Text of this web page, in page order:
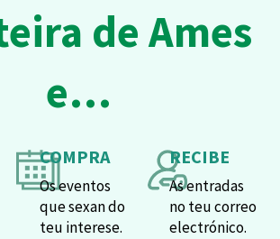
de Ames
e…
COMPRA
Os eventos
que sexan do
teu interese.
RECIBE
As entradas
no teu correo
electrónico.